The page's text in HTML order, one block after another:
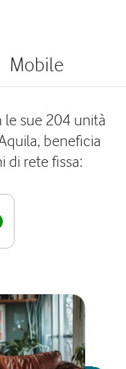
Mobile
le sue 204 unità
beneficia
di rete fissa: